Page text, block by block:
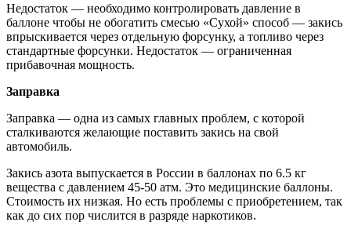
Недостаток — необходимо контролировать давление в
баллоне чтобы не обогатить смесью «Сухой» способ — закись
впрыскивается через отдельную форсунку, а топливо через
стандартные форсунки. Недостаток — ограниченная
прибавочная мощность.
Заправка
Заправка — одна из самых главных проблем, с которой
сталкиваются желающие поставить закись на свой
автомобиль.
Закись азота выпускается в России в баллонах по 6.5 кг
вещества с давлением 45-50 атм. Это медицинские баллоны.
Стоимость их низкая. Но есть проблемы с приобретением, так
как до сих пор числится в разряде наркотиков.